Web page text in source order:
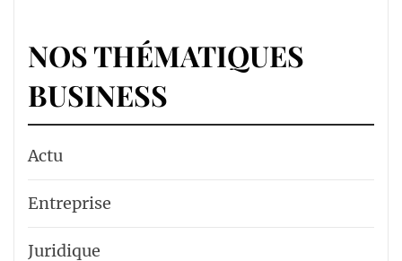
NOS THÉMATIQUES
BUSINESS
Actu
Entreprise
Juridique